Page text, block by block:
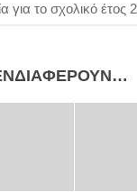
για το σχολικό έτος